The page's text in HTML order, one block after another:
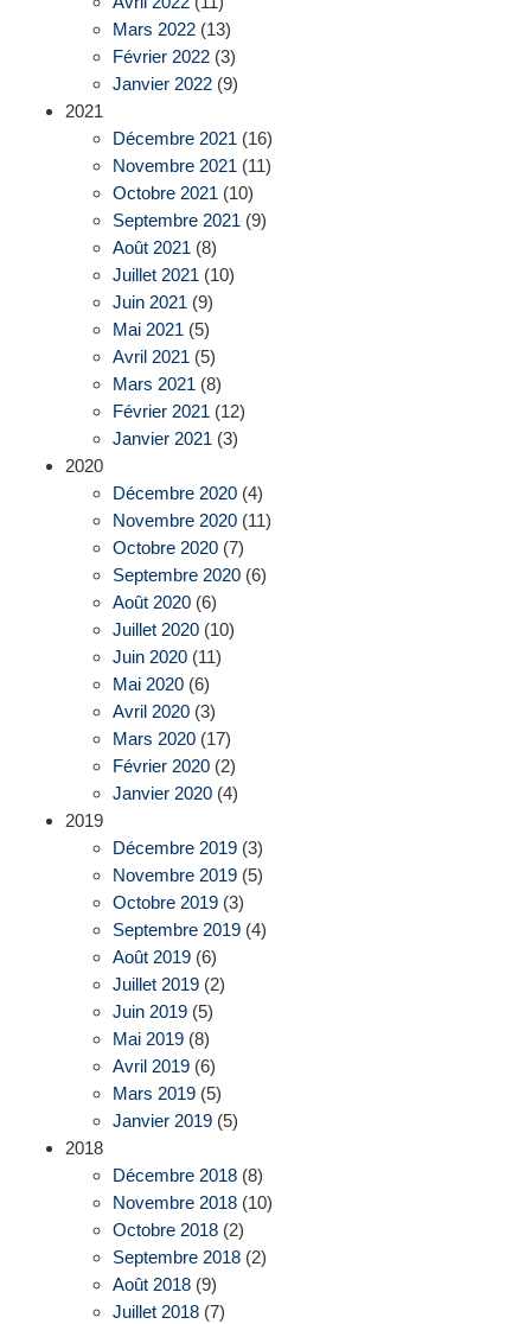
Mars 2022 (13)
Février 2022 (3)
Janvier 2022 (9)
2021
Décembre 2021 (16)
Novembre 2021 (11)
Octobre 2021 (10)
Septembre 2021 (9)
Août 2021 (8)
Juillet 2021 (10)
Juin 2021 (9)
Mai 2021 (5)
Avril 2021 (5)
Mars 2021 (8)
Février 2021 (12)
Janvier 2021 (3)
2020
Décembre 2020 (4)
Novembre 2020 (11)
Octobre 2020 (7)
Septembre 2020 (6)
Août 2020 (6)
Juillet 2020 (10)
Juin 2020 (11)
Mai 2020 (6)
Avril 2020 (3)
Mars 2020 (17)
Février 2020 (2)
Janvier 2020 (4)
2019
Décembre 2019 (3)
Novembre 2019 (5)
Octobre 2019 (3)
Septembre 2019 (4)
Août 2019 (6)
Juillet 2019 (2)
Juin 2019 (5)
Mai 2019 (8)
Avril 2019 (6)
Mars 2019 (5)
Janvier 2019 (5)
2018
Décembre 2018 (8)
Novembre 2018 (10)
Octobre 2018 (2)
Septembre 2018 (2)
Août 2018 (9)
Juillet 2018 (7)